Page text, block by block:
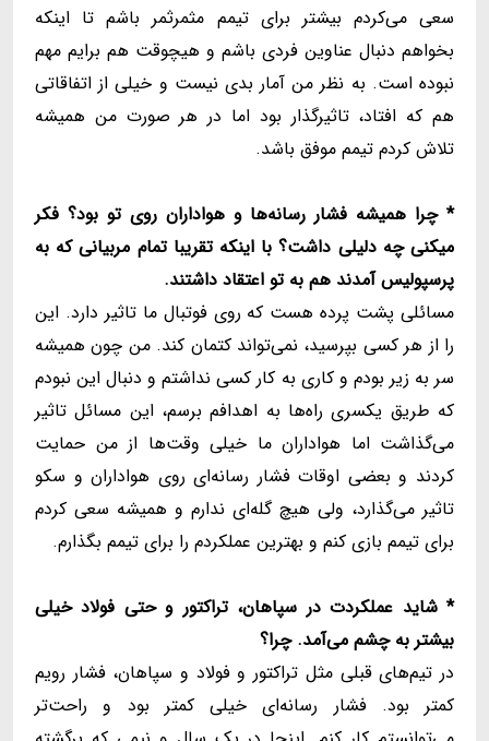
سعی می‌کردم بیشتر برای تیمم مثمرثمر باشم تا اینکه
بخواهم دنبال عناوین فردی باشم و هیچوقت هم برایم مهم
نبوده است. به نظر من آمار بدی نیست و خیلی از اتفاقاتی
هم که افتاد، تاثیرگذار بود اما در هر صورت من همیشه
تلاش کردم تیمم موفق باشد.
* چرا همیشه فشار رسانه‌ها و هواداران روی تو بود؟ فکر
میکنی چه دلیلی داشت؟ با اینکه تقریبا تمام مربیانی که به
پرسپولیس آمدند هم به تو اعتقاد داشتند.
مسائلی پشت پرده هست که روی فوتبال ما تاثیر دارد. این
را از هر کسی بپرسید، نمی‌تواند کتمان کند. من چون همیشه
سر به زیر بودم و کاری به کار کسی نداشتم و دنبال این نبودم
که طریق یکسری راه‌ها به اهدافم برسم، این مسائل تاثیر
می‌گذاشت اما هواداران ما خیلی وقت‌ها از من حمایت
کردند و بعضی اوقات فشار رسانه‌ای روی هواداران و سکو
تاثیر می‌گذارد، ولی هیچ گله‌ای ندارم و همیشه سعی کردم
برای تیمم بازی کنم و بهترین عملکردم را برای تیمم بگذارم.
* شاید عملکردت در سپاهان، تراکتور و حتی فولاد خیلی
بیشتر به چشم می‌آمد. چرا؟
در تیم‌های قبلی مثل تراکتور و فولاد و سپاهان، فشار رویم
کمتر بود. فشار رسانه‌ای خیلی کمتر بود و راحت‌تر